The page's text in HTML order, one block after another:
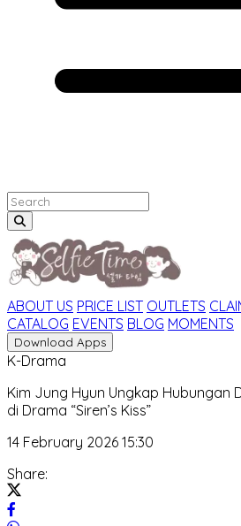
ABOUT US PRICE LIST OUTLETS
CATALOG EVENTS BLOG MOMENTS
Download Apps
K-Drama
Kim Jung Hyun Ungkap Hubungan
di Drama “Siren’s Kiss”
14 February 2026 15:30
Share: